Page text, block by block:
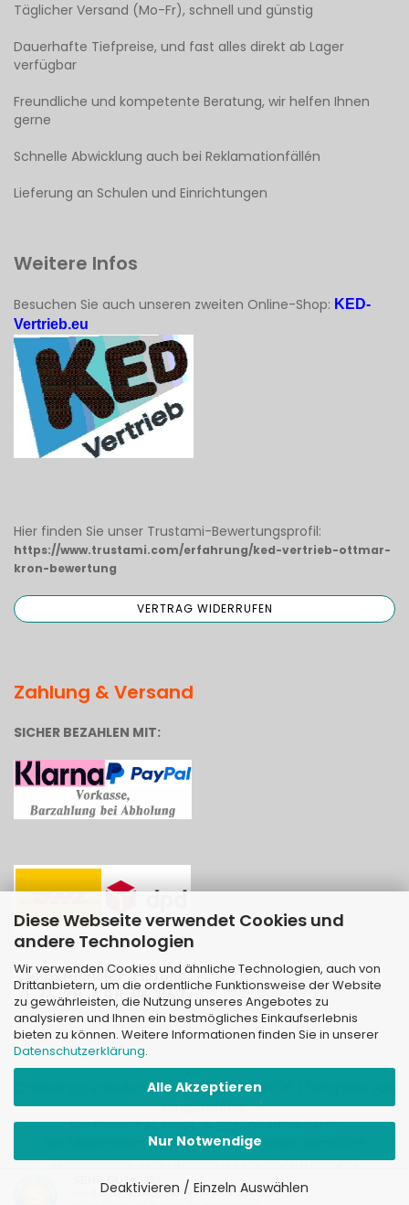
Diese Webseite verwendet Cookies und
andere Technologien
Wir verwenden Cookies und ähnliche Technologien, auch von
Drittanbietern, um die ordentliche Funktionsweise der Website
zu gewährleisten, die Nutzung unseres Angebotes zu
analysieren und Ihnen ein bestmögliches Einkaufserlebnis
bieten zu können. Weitere Informationen finden Sie in unserer
Datenschutzerklärung.
Alle Akzeptieren
Nur Notwendige
Deaktivieren / Einzeln Auswählen
Täglicher Versand (Mo-Fr), schnell und günstig
Dauerhafte Tiefpreise, und fast alles direkt ab Lager
verfügbar
Freundliche und kompetente Beratung, wir helfen Ihnen
gerne
Schnelle Abwicklung auch bei Reklamationfällén
Lieferung an Schulen und Einrichtungen
Weitere Infos
Besuchen Sie auch unseren zweiten Online-Shop: KED-
Vertrieb.eu
Hier finden Sie unser Trustami-Bewertungsprofil:
https://www.trustami.com/erfahrung/ked-vertrieb-ottmar-
kron-bewertung
Zahlung & Versand
SICHER BEZAHLEN MIT:
mit Gambio.de © 2026 | Template von
JungCreative.
Alle Preise inkl. MwSt. & zzgl. Versandkosten
Alle Markennamen, Warenzeichen sowie sämtliche
Produktbilder sind Eigentum Ihrer rechtmäßigen
Eigentümer und dienen hier nur der Beschreibung.
SEHR GUT (5 / 5)
521Bewertungen bei: ebay.de, shopvote.de ⓘ